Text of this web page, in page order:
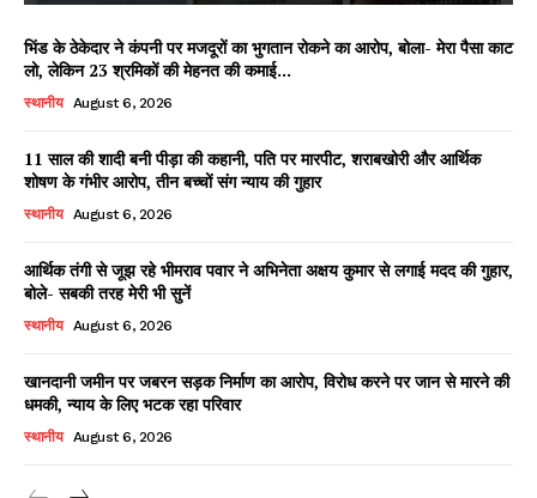
भिंड के ठेकेदार ने कंपनी पर मजदूरों का भुगतान रोकने का आरोप, बोला- मेरा पैसा काट
लो, लेकिन 23 श्रमिकों की मेहनत की कमाई...
स्थानीय August 6, 2026
11 साल की शादी बनी पीड़ा की कहानी, पति पर मारपीट, शराबखोरी और आर्थिक
शोषण के गंभीर आरोप, तीन बच्चों संग न्याय की गुहार
स्थानीय August 6, 2026
आर्थिक तंगी से जूझ रहे भीमराव पवार ने अभिनेता अक्षय कुमार से लगाई मदद की गुहार,
बोले- सबकी तरह मेरी भी सुनें
स्थानीय August 6, 2026
खानदानी जमीन पर जबरन सड़क निर्माण का आरोप, विरोध करने पर जान से मारने की
धमकी, न्याय के लिए भटक रहा परिवार
स्थानीय August 6, 2026